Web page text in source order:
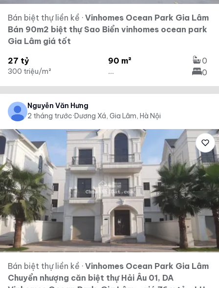
Bán biệt thự liền kề · Vinhomes Ocean Park Gia Lâm
Bán 90m2 biệt thự Sao Biển vinhomes ocean park
Gia Lâm giá tốt
27 tỷ
300 triệu/m²
90 m²
...
0
0
Nguyễn Văn Hưng
2 tháng trước·Dương Xá, Gia Lâm, Hà Nội
Bán biệt thự liền kề · Vinhomes Ocean Park Gia Lâm
Chuyển nhượng căn biệt thự Hải Âu 01, DA